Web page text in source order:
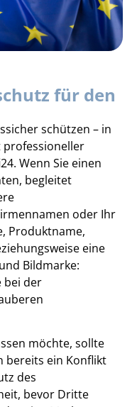
für den
schützen – in
professioneller
Wenn Sie einen
begleitet
oder Ihr
Produktname,
eine
Bildmarke:
bei der
möchte, sollte
bereits ein Konflikt
des
bevor Dritte